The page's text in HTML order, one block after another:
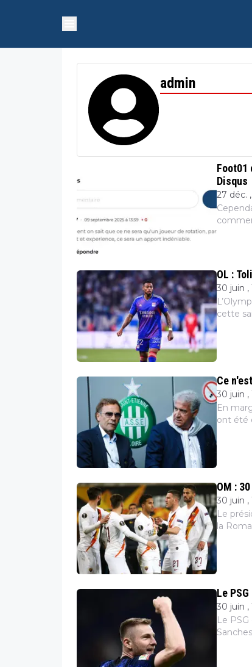
admin
Foot01
Disqus
27 déc.
OL :
30 juin ,
cette
Ce
30 juin ,
En
ont été
OM :
30 juin ,
Le
la
Le
30 juin ,
Le